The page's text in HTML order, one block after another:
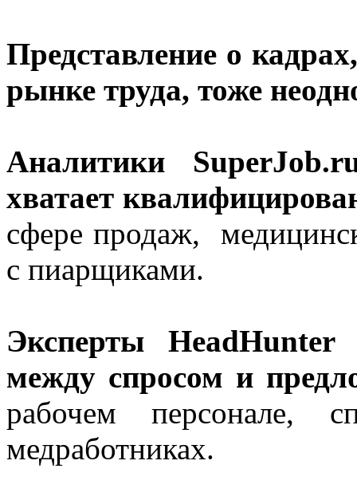
Представление о
рынке труда, тоже
Аналитики
хватает
сфере продаж,
с пиарщиками.
Эксперты
между спросом и
рабочем персонале,
медработниках.